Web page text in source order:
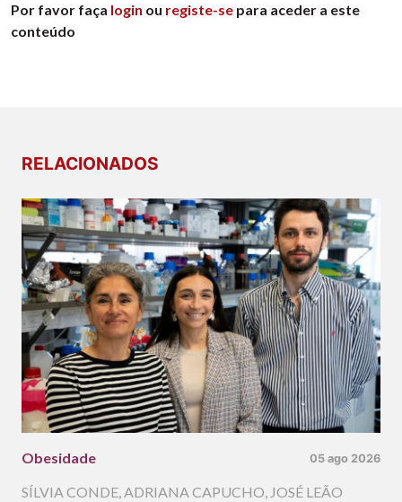
Por favor faça login ou registe-se para aceder a este
conteúdo
RELACIONADOS
Obesidade 05 ago 2026
SÍLVIA CONDE,ADRIANA CAPUCHO, JOSÉ LEÃO